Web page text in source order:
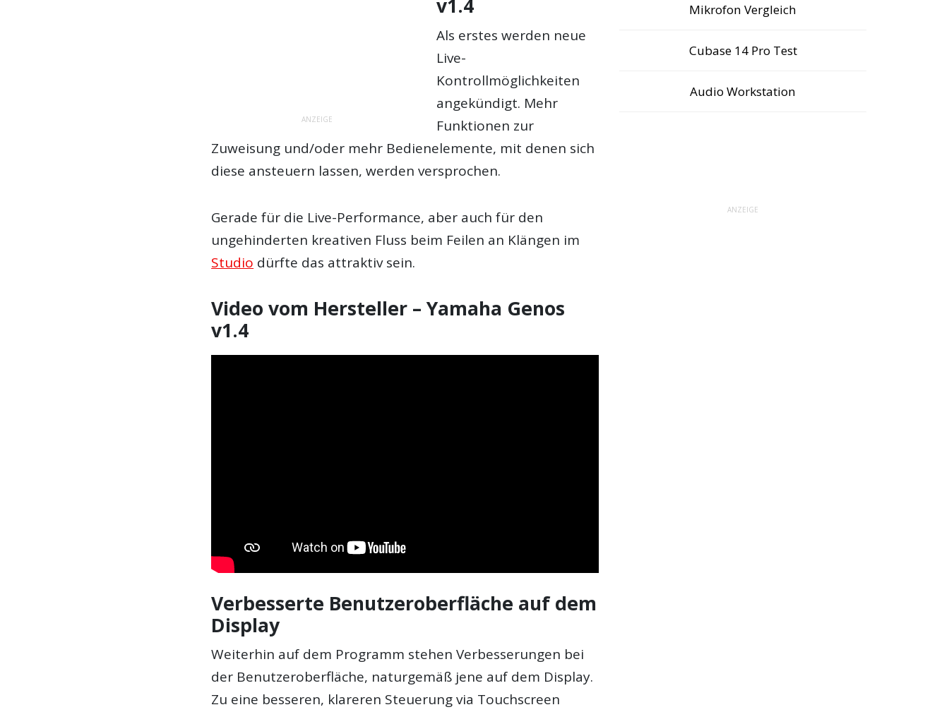
ANZEIGE
v1.4
Als erstes werden neue
Live-
Kontrollmöglichkeiten
angekündigt. Mehr
Funktionen zur
Zuweisung und/oder mehr Bedienelemente, mit denen sich
diese ansteuern lassen, werden versprochen.
Gerade für die Live-Performance, aber auch für den
ungehinderten kreativen Fluss beim Feilen an Klängen im
Studio dürfte das attraktiv sein.
Video vom Hersteller – Yamaha Genos
v1.4
Verbesserte Benutzeroberfläche auf dem
Display
Weiterhin auf dem Programm stehen Verbesserungen bei
der Benutzeroberfläche, naturgemäß jene auf dem Display.
Zu eine besseren, klareren Steuerung via Touchscreen
Mikrofon Vergleich
Cubase 14 Pro Test
Audio Workstation
ANZEIGE